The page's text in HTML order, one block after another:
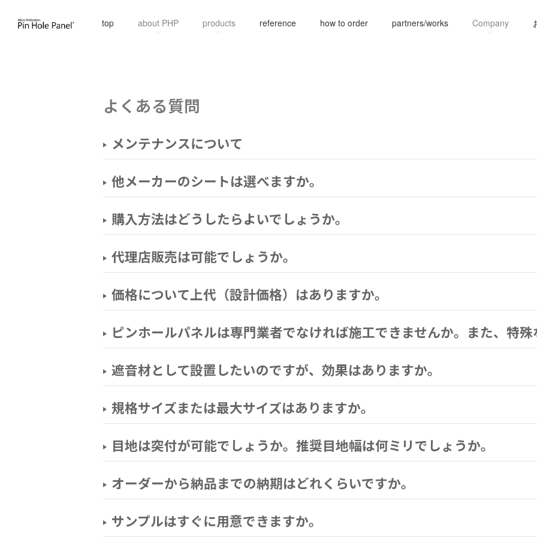
top about PHP products reference how to order partners/works Company
よくある質問
メンテナンスについて
他メーカーのシートは選べますか。
購入方法はどうしたらよいでしょうか。
代理店販売は可能でしょうか。
価格について上代（設計価格）はありますか。
ピンホールパネルは専門業者でなければ施工できませんか。また、特殊
遮音材として設置したいのですが、効果はありますか。
規格サイズまたは最大サイズはありますか。
目地は突付が可能でしょうか。推奨目地幅は何ミリでしょうか。
オーダーから納品までの納期はどれくらいですか。
サンプルはすぐに用意できますか。